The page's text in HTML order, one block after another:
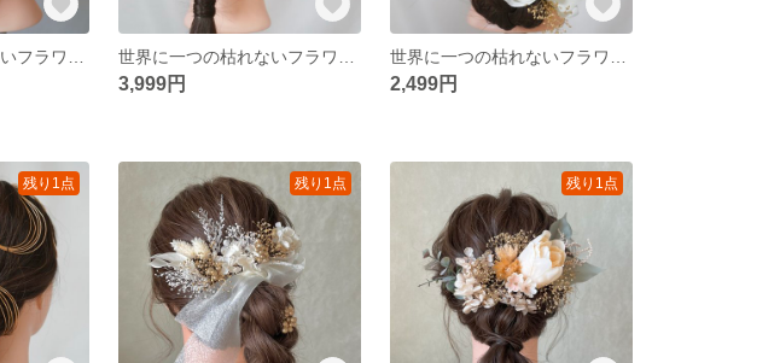
3,999円 2,499円
残り1点 残り1点 残り1点